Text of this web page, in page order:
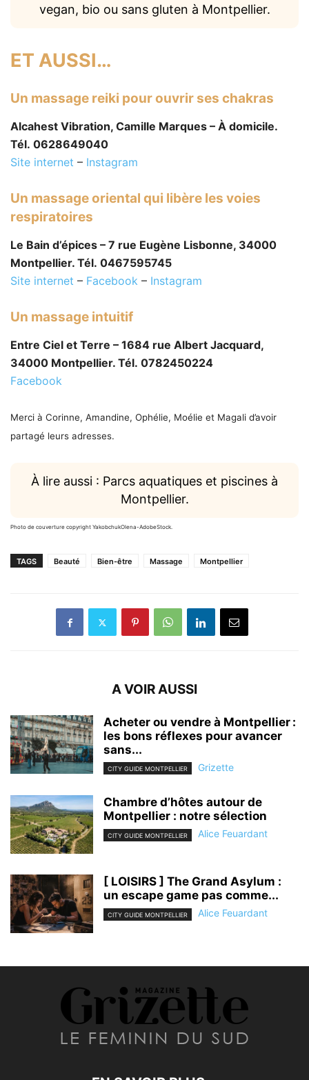
vegan, bio ou sans gluten à Montpellier.
ET AUSSI…
Un massage reiki pour ouvrir ses chakras
Alcahest Vibration, Camille Marques – À domicile.
Tél. 0628649040
Site internet – Instagram
Un massage oriental qui libère les voies
respiratoires
Le Bain d’épices – 7 rue Eugène Lisbonne, 34000
Montpellier. Tél. 0467595745
Site internet – Facebook – Instagram
Un massage intuitif
Entre Ciel et Terre – 1684 rue Albert Jacquard,
34000 Montpellier. Tél. 0782450224
Facebook
Merci à Corinne, Amandine, Ophélie, Moélie et Magali d’avoir
partagé leurs adresses.
À lire aussi : Parcs aquatiques et piscines à
Montpellier.
Photo de couverture copyright YakobchukOlena-AdobeStock.
TAGS Beauté Bien-être Massage Montpellier
A VOIR AUSSI
Acheter ou vendre à Montpellier :
les bons réflexes pour avancer
sans...
CITY GUIDE MONTPELLIER Grizette
Chambre d’hôtes autour de
Montpellier : notre sélection
CITY GUIDE MONTPELLIER Alice Feuardant
[ LOISIRS ] The Grand Asylum :
un escape game pas comme...
CITY GUIDE MONTPELLIER Alice Feuardant